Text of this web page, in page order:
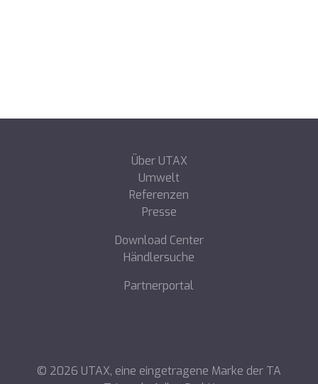
Über UTAX
Umwelt
Referenzen
Presse
Download Center
Händlersuche
Partnerportal
© 2026 UTAX, eine eingetragene Marke der TA